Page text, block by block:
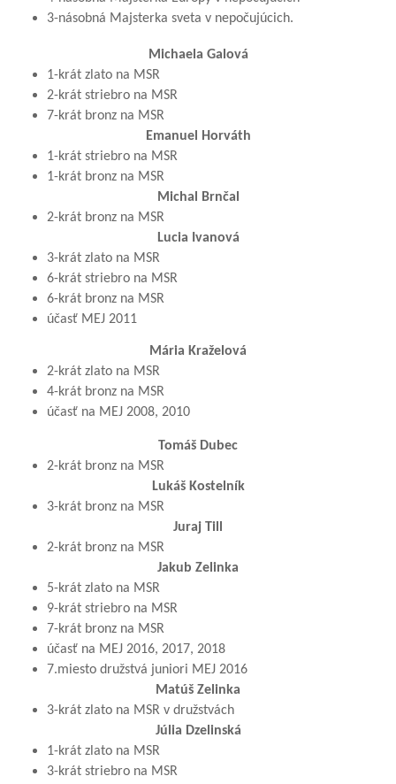
3-násobná Majsterka sveta v nepočujúcich.
Michaela Galová
1-krát zlato na MSR
2-krát striebro na MSR
7-krát bronz na MSR
Emanuel Horváth
1-krát striebro na MSR
1-krát bronz na MSR
Michal Brnčal
2-krát bronz na MSR
Lucia Ivanová
3-krát zlato na MSR
6-krát striebro na MSR
6-krát bronz na MSR
účasť MEJ 2011
Mária Kraželová
2-krát zlato na MSR
4-krát bronz na MSR
účasť na MEJ 2008, 2010
Tomáš Dubec
2-krát bronz na MSR
Lukáš Kostelník
3-krát bronz na MSR
Juraj Till
2-krát bronz na MSR
Jakub Zelinka
5-krát zlato na MSR
9-krát striebro na MSR
7-krát bronz na MSR
účasť na MEJ 2016, 2017, 2018
7.miesto družstvá juniori MEJ 2016
Matúš Zelinka
3-krát zlato na MSR v družstvách
Júlia Dzelinská
1-krát zlato na MSR
3-krát striebro na MSR